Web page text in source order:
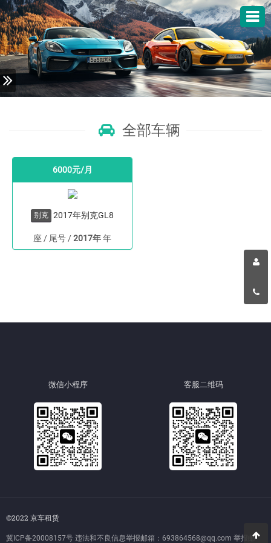
全部车辆
6000元/月
别克 2017年别克GL8
座 / 尾号 /2017年年
微信小程序 客服二维码
©2022 京车租赁
冀ICP备20008157号 违法和不良信息举报邮箱：693864568@qq.com 举报邮